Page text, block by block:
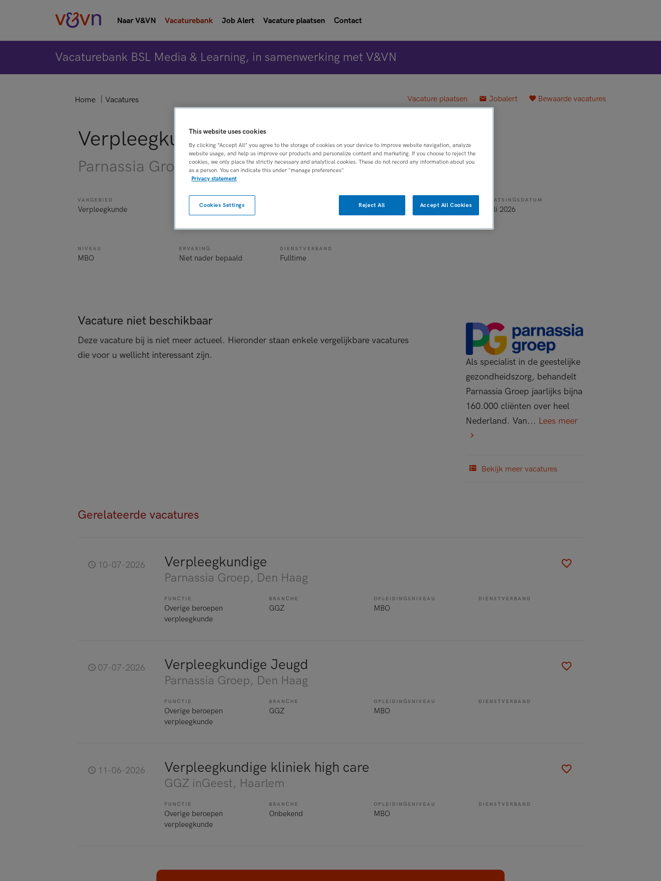
Naar V&VN Vacaturebank Job Alert Vacature plaatsen Contact
Vacaturebank BSL Media & Learning, in samenwerking met V&VN
Vacature plaatsen Jobalert Bewaarde vacatures
Home Vacatures
Verpleegkundige
Parnassia Groep, Den Haag
VAKGEBIED
Verpleegkunde
Overige beroepen
Tijdelijk met uitzicht op vast
PLAATSINGSDATUM
8 juli 2026
NIVEAU
MBO
ERVARING
Niet nader bepaald
DIENSTVERBAND
Fulltime
Vacature niet beschikbaar
Deze vacature bij is niet meer actueel. Hieronder staan enkele vergelijkbare vacatures
die voor u wellicht interessant zijn.
Als specialist in de geestelijke
gezondheidszorg, behandelt
Parnassia Groep jaarlijks bijna
160.000 cliënten over heel
Nederland. Van... Lees meer
Bekijk meer vacatures
Gerelateerde vacatures
10-07-2026 Verpleegkundige
Parnassia Groep, Den Haag
FUNCTIE
Overige beroepen
verpleegkunde
BRANCHE
GGZ
OPLEIDINGSNIVEAU
MBO
DIENSTVERBAND
07-07-2026 Verpleegkundige Jeugd
Parnassia Groep, Den Haag
FUNCTIE
Overige beroepen
verpleegkunde
BRANCHE
GGZ
OPLEIDINGSNIVEAU
MBO
DIENSTVERBAND
11-06-2026 Verpleegkundige kliniek high care
GGZ inGeest, Haarlem
FUNCTIE
Overige beroepen
verpleegkunde
BRANCHE
Onbekend
OPLEIDINGSNIVEAU
MBO
DIENSTVERBAND
This website uses cookies
By clicking “Accept All” you agree to the storage of cookies on your device to improve website navigation, analyze
website usage, and help us improve our products and personalize content and marketing. If you choose to reject the
cookies, we only place the strictly necessary and analytical cookies. These do not record any information about you
as a person. You can indicate this under "manage preferences"
Privacy statement
Reject All Accept All Cookies
Cookies Settings